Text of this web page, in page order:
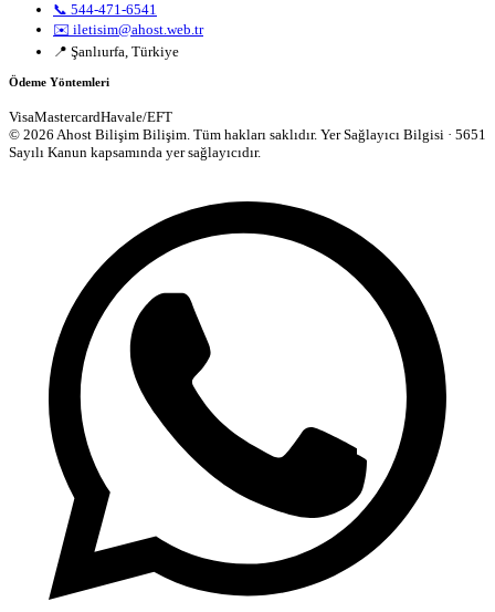
📞 544-471-6541
✉️ iletisim@ahost.web.tr
📍 Şanlıurfa, Türkiye
Ödeme Yöntemleri
VisaMastercardHavale/EFT
© 2026 Ahost Bilişim Bilişim. Tüm hakları saklıdır. Yer Sağlayıcı Bilgisi · 5651
Sayılı Kanun kapsamında yer sağlayıcıdır.